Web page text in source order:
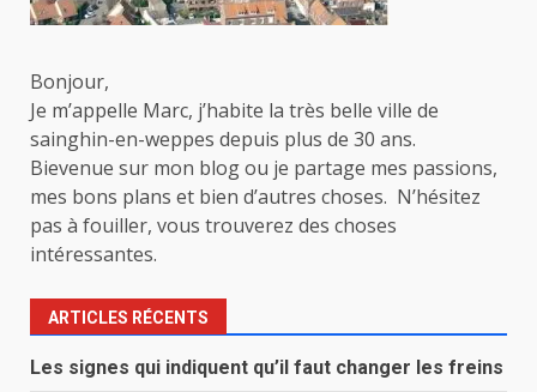
Bonjour,
Je m’appelle Marc, j’habite la très belle ville de
sainghin-en-weppes depuis plus de 30 ans.
Bievenue sur mon blog ou je partage mes passions,
mes bons plans et bien d’autres choses. N’hésitez
pas à fouiller, vous trouverez des choses
intéressantes.
ARTICLES RÉCENTS
Les signes qui indiquent qu’il faut changer les freins